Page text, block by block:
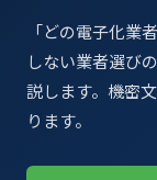
「どの電子化業
しない業者選び
説します。機密
ります。